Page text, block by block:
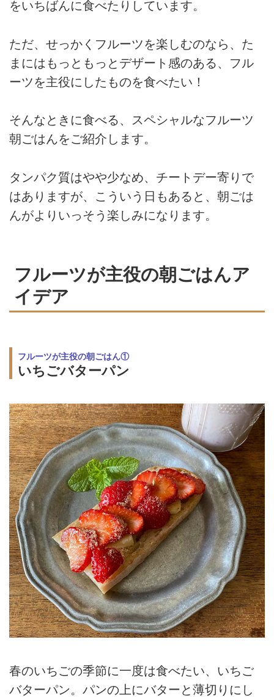
をいちばんに食べたりしています。
ただ、せっかくフルーツを楽しむのなら、た
まにはもっともっとデザート感のある、フル
ーツを主役にしたものを食べたい！
そんなときに食べる、スペシャルなフルーツ
朝ごはんをご紹介します。
タンパク質はやや少なめ、チートデー寄りで
はありますが、こういう日もあると、朝ごは
んがよりいっそう楽しみになります。
フルーツが主役の朝ごはんア
イデア
フルーツが主役の朝ごはん①
いちごバターパン
春のいちごの季節に一度は食べたい、いちご
バターパン。パンの上にバターと薄切りにし